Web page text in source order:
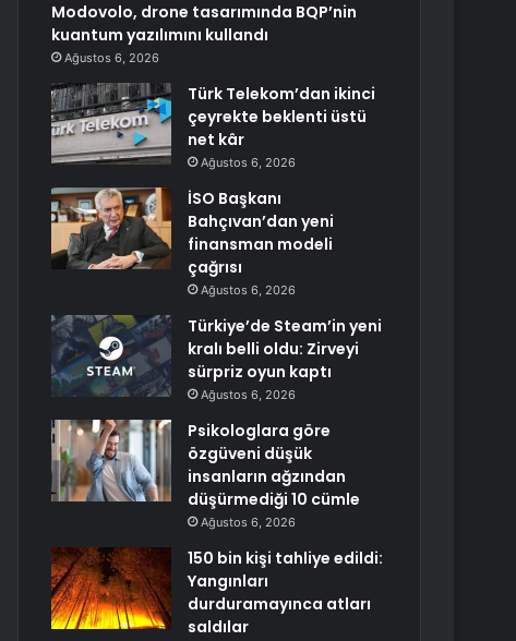
Modovolo, drone tasarımında BQP’nin
kuantum yazılımını kullandı
Ağustos 6, 2026
Türk Telekom’dan ikinci
çeyrekte beklenti üstü
net kâr
Ağustos 6, 2026
İSO Başkanı
Bahçıvan’dan yeni
finansman modeli
çağrısı
Ağustos 6, 2026
Türkiye’de Steam’in yeni
kralı belli oldu: Zirveyi
sürpriz oyun kaptı
Ağustos 6, 2026
Psikologlara göre
özgüveni düşük
insanların ağzından
düşürmediği 10 cümle
Ağustos 6, 2026
150 bin kişi tahliye edildi:
Yangınları
durduramayınca atları
saldılar